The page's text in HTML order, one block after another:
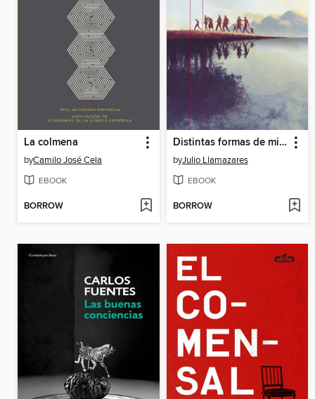
La colmena
byCamilo José Cela
EBOOK
BORROW
Distintas formas de mirar el agua
byJulio Llamazares
EBOOK
BORROW